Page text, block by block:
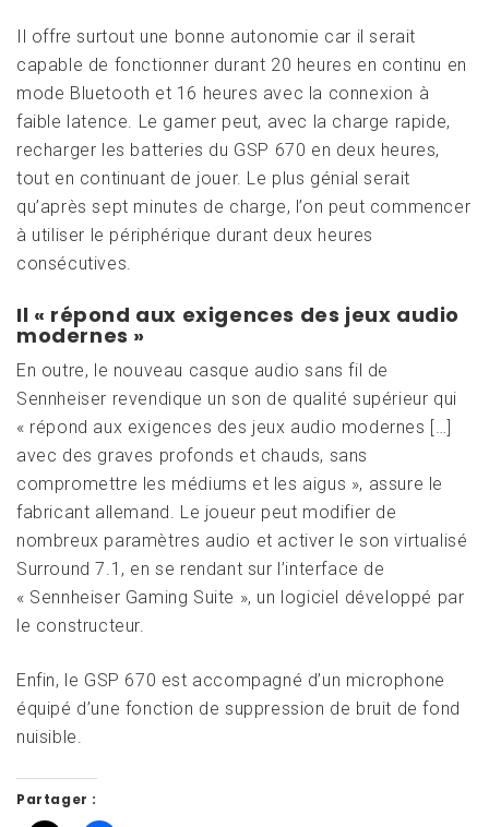
Il offre surtout une bonne autonomie car il serait
capable de fonctionner durant 20 heures en continu en
mode Bluetooth et 16 heures avec la connexion à
faible latence. Le gamer peut, avec la charge rapide,
recharger les batteries du GSP 670 en deux heures,
tout en continuant de jouer. Le plus génial serait
qu’après sept minutes de charge, l’on peut commencer
à utiliser le périphérique durant deux heures
consécutives.
Il « répond aux exigences des jeux audio
modernes »
En outre, le nouveau casque audio sans fil de
Sennheiser revendique un son de qualité supérieur qui
« répond aux exigences des jeux audio modernes […]
avec des graves profonds et chauds, sans
compromettre les médiums et les aigus », assure le
fabricant allemand. Le joueur peut modifier de
nombreux paramètres audio et activer le son virtualisé
Surround 7.1, en se rendant sur l’interface de
« Sennheiser Gaming Suite », un logiciel développé par
le constructeur.
Enfin, le GSP 670 est accompagné d’un microphone
équipé d’une fonction de suppression de bruit de fond
nuisible.
Partager :